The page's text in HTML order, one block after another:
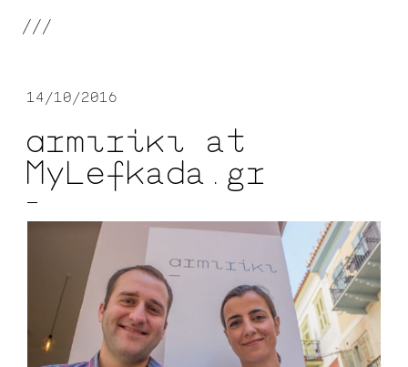
///
14/10/2016
αrmιrίκι at
MyLefkada.gr